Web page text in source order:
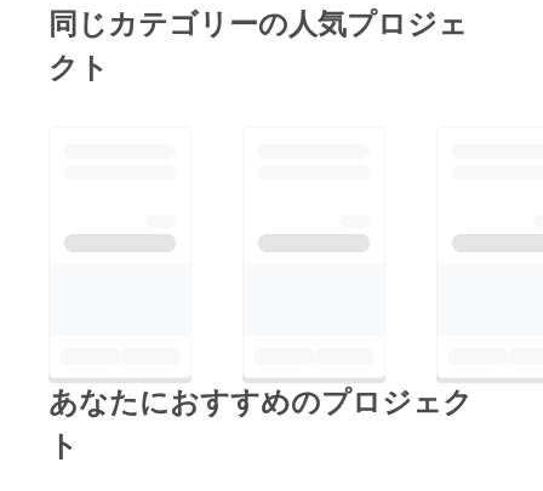
同じカテゴリーの人気プロジェ
クト
あなたにおすすめのプロジェク
ト